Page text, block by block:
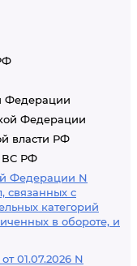
Федерации
Федерации
власти РФ
ВС РФ
Федерации N
связанных с
категорий
в обороте, и
01.07.2026 N